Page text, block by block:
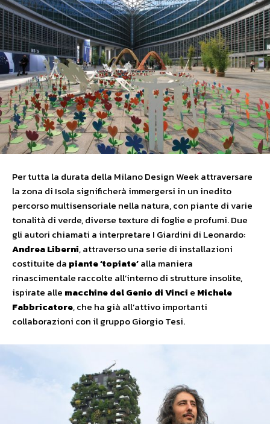
Per tutta la durata della Milano Design Week attraversare
la zona di Isola significherà immergersi in un inedito
percorso multisensoriale nella natura, con piante di varie
tonalità di verde, diverse texture di foglie e profumi. Due
gli autori chiamati a interpretare I Giardini di Leonardo:
Andrea Liberni, attraverso una serie di installazioni
costituite da piante ‘topiate’alla maniera
rinascimentale raccolte all’interno di strutture insolite,
ispirate alle macchine del Genio di Vinci e Michele
Fabbricatore, che ha già all’attivo importanti
collaborazioni con il gruppo Giorgio Tesi.